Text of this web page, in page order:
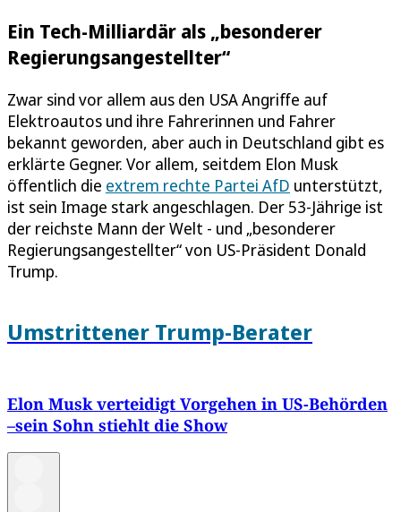
Ein Tech-Milliardär als „besonderer
Regierungsangestellter“
Zwar sind vor allem aus den USA Angriffe auf
Elektroautos und ihre Fahrerinnen und Fahrer
bekannt geworden, aber auch in Deutschland gibt es
erklärte Gegner. Vor allem, seitdem Elon Musk
öffentlich die extrem rechte Partei AfD unterstützt,
ist sein Image stark angeschlagen. Der 53-Jährige ist
der reichste Mann der Welt - und „besonderer
Regierungsangestellter“ von US-Präsident Donald
Trump.
Umstrittener Trump-Berater
Elon Musk verteidigt Vorgehen in US-Behörden
–sein Sohn stiehlt die Show